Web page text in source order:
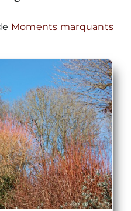
Moments marquants